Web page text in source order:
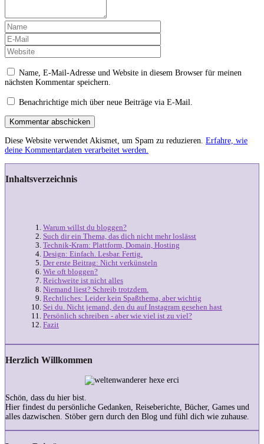
Name, E-Mail-Adresse und Website in diesem Browser für meinen
nächsten Kommentar speichern.
Benachrichtige mich über neue Beiträge via E-Mail.
Kommentar abschicken
Diese Website verwendet Akismet, um Spam zu reduzieren. Erfahre, wie
deine Kommentardaten verarbeitet werden.
Inhaltsverzeichnis
Warum willst du bloggen?
Such dir ein Thema, das dich nicht mehr loslässt
Technik-Kram: Plattform, Domain, Hosting
Design: Einfach. Lesbar. Fertig.
Der erste Beitrag: Nicht verkünsteln
Wie oft bloggen?
Reichweite ist nicht alles
Niemand liest? Schreib trotzdem.
Rechtliches: Leider kein Spaßthema, aber wichtig
Sei du. Nicht jemand, den du auf Instagram gesehen hast
Persönlich schreiben - aber wie viel ist zu viel?
Fazit
Herzlich Willkommen
Schön, dass du hier bist.
Hier findest du persönliche Gedanken, Reiseberichte, Bücher, Games und
alles dazwischen. Stöber gern durch den Blog und fühl dich wie zuhause.